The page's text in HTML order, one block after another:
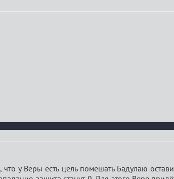
у Веры есть цель помешать Бадулаю